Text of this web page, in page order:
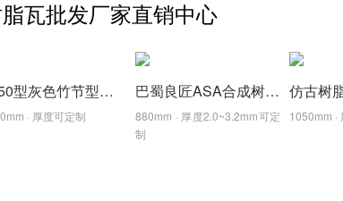
瓦批发厂家直销中心
1050型灰色竹节型树脂瓦,颜色厚度可定制
· 厚度可定制
巴蜀良匠ASA合成树脂金刚瓦，质保30年
880mm · 厚度2.0~3.2mm可定
制
仿古树
1050mm ·